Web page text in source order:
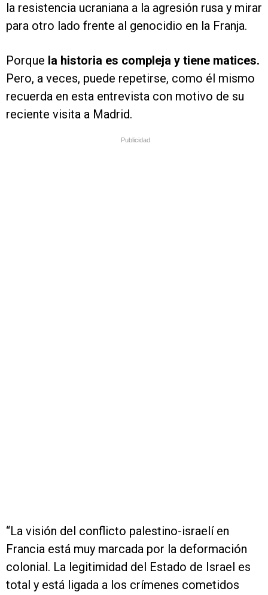
la resistencia ucraniana a la agresión rusa y mirar
para otro lado frente al genocidio en la Franja.
Porque la historia es compleja y tiene matices.
Pero, a veces, puede repetirse, como él mismo
recuerda en esta entrevista con motivo de su
reciente visita a Madrid.
Publicidad
“La visión del conflicto palestino-israelí en
Francia está muy marcada por la deformación
colonial. La legitimidad del Estado de Israel es
total y está ligada a los crímenes cometidos